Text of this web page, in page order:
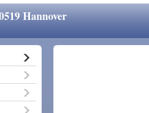
Hannover